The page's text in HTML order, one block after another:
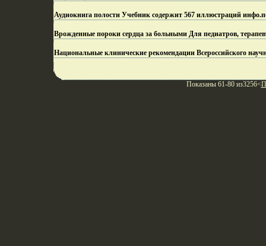
Аудиокнига полости Учебник содержит 567 иллюстраций инфо.
Врожденные пороки сердца за больными Для педиатров,
Национальные клинические рекомендации Всероссийского
Показаны 61-80 из3256<